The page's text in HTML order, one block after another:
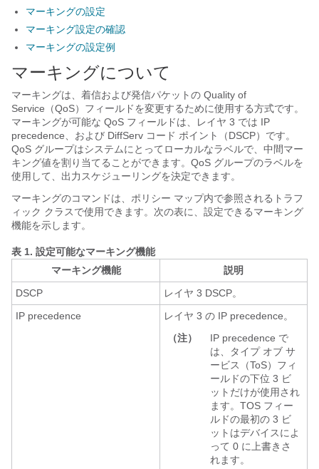
マーキングの設定
マーキング設定の確認
マーキングの設定例
マーキングについて
マーキングは、着信および発信パケットの Quality of
Service（QoS）フィールドを変更するために使用する方式です。
マーキングが可能な QoS フィールドは、レイヤ 3 では IP
precedence、および DiffServ コード ポイント（DSCP）です。
QoS グループはシステムにとってローカルなラベルで、中間マー
キング値を割り当てることができます。QoS グループのラベルを
使用して、出力スケジューリングを決定できます。
マーキングのコマンドは、ポリシー マップ内で参照されるトラフ
ィック クラスで使用できます。次の表に、設定できるマーキング
機能を示します。
表 1. 設定可能なマーキング機能
マーキング機能
説明
DSCP
レイヤ 3 DSCP。
IP precedence
レイヤ 3 の IP precedence。
（注）
IP precedence で
は、タイプ オブ サ
ービス（ToS）フィ
ールドの下位 3 ビ
ットだけが使用され
ます。TOS フィー
ルドの最初の 3 ビ
ットはデバイスによ
って 0 に上書きさ
れます。